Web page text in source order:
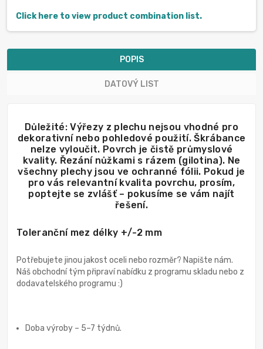
Click here to view product combination list.
POPIS
DATOVÝ LIST
Důležité: Výřezy z plechu nejsou vhodné pro
dekorativní nebo pohledové použití. Škrábance
nelze vyloučit. Povrch je čistě průmyslové
kvality. Řezání nůžkami s rázem (gilotina). Ne
všechny plechy jsou ve ochranné fólii. Pokud je
pro vás relevantní kvalita povrchu, prosím,
poptejte se zvlášť – pokusíme se vám najít
řešení.
Toleranční mez délky +/-2 mm
Potřebujete jinou jakost oceli nebo rozměr? Napište nám.
Náš obchodní tým připraví nabídku z programu skladu nebo z
dodavatelského programu :)
Doba výroby – 5–7 týdnů.